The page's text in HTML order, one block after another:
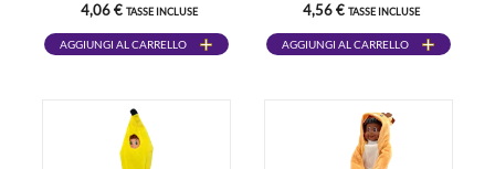
4,06 € TASSE INCLUSE
AGGIUNGI AL CARRELLO
4,56 € TASSE INCLUSE
AGGIUNGI AL CARRELLO